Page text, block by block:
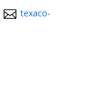
texaco-